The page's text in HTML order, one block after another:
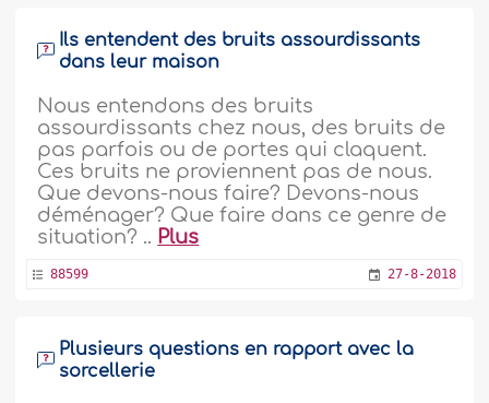
Ils entendent des bruits assourdissants
dans leur maison
Nous entendons des bruits
assourdissants chez nous, des bruits de
pas parfois ou de portes qui claquent.
Ces bruits ne proviennent pas de nous.
Que devons-nous faire? Devons-nous
déménager? Que faire dans ce genre de
situation? .. Plus
88599 27-8-2018
Plusieurs questions en rapport avec la
sorcellerie